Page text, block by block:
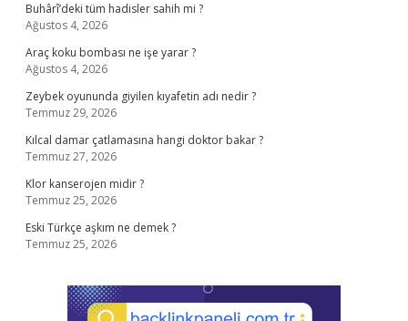
Buhârî’deki tüm hadisler sahih mi ?
Ağustos 4, 2026
Araç koku bombası ne işe yarar ?
Ağustos 4, 2026
Zeybek oyununda giyilen kıyafetin adı nedir ?
Temmuz 29, 2026
Kılcal damar çatlamasına hangi doktor bakar ?
Temmuz 27, 2026
Klor kanserojen midir ?
Temmuz 25, 2026
Eski Türkçe aşkım ne demek ?
Temmuz 25, 2026